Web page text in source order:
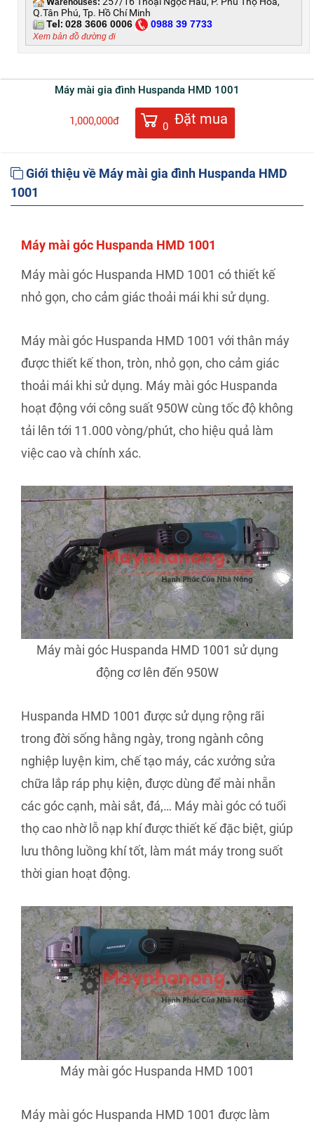
Q.Tân Phú, Tp. Hồ Chí Minh
Tel: 028 3606 0006 0988 39 7733
Xem bản đồ đường đi
Máy mài gia đình Huspanda HMD 1001
1,000,000đ 0 Đặt mua
Giới thiệu về Máy mài gia đình Huspanda HMD
1001
Máy mài góc Huspanda HMD 1001
Máy mài góc Huspanda HMD 1001 có thiết kế
nhỏ gọn, cho cảm giác thoải mái khi sử dụng.
Máy mài góc Huspanda HMD 1001 với thân máy
được thiết kế thon, tròn, nhỏ gọn, cho cảm giác
thoải mái khi sử dụng. Máy mài góc Huspanda
hoạt động với công suất 950W cùng tốc độ không
tải lên tới 11.000 vòng/phút, cho hiệu quả làm
việc cao và chính xác.
Máy mài góc Huspanda HMD 1001 sử dụng
động cơ lên đến 950W
Huspanda HMD 1001 được sử dụng rộng rãi
trong đời sống hằng ngày, trong ngành công
nghiệp luyện kim, chế tạo máy, các xưởng sửa
chữa lắp ráp phụ kiện, được dùng để mài nhẵn
các góc cạnh, mài sắt, đá,… Máy mài góc có tuổi
thọ cao nhờ lỗ nạp khí được thiết kế đặc biệt, giúp
lưu thông luồng khí tốt, làm mát máy trong suốt
thời gian hoạt động.
Máy mài góc Huspanda HMD 1001
Máy mài góc Huspanda HMD 1001 được làm